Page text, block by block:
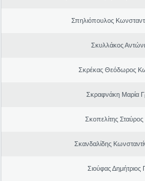
Σπηλιόπουλος
Σκυλλάκος
Σκρέκας Θεόδωρος
Σκραφνάκη Μαρία
Σκοπελίτης
Σκανδαλίδης
Σιούφας Δημήτριος